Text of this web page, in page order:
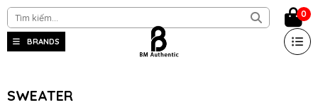
BRANDS
0
SWEATER